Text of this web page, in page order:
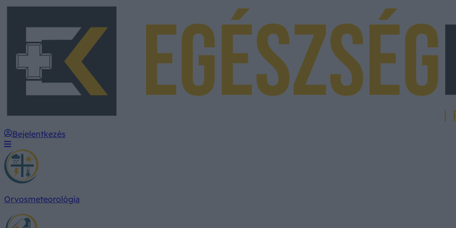
Bejelentkezés
Orvosmeteorológia